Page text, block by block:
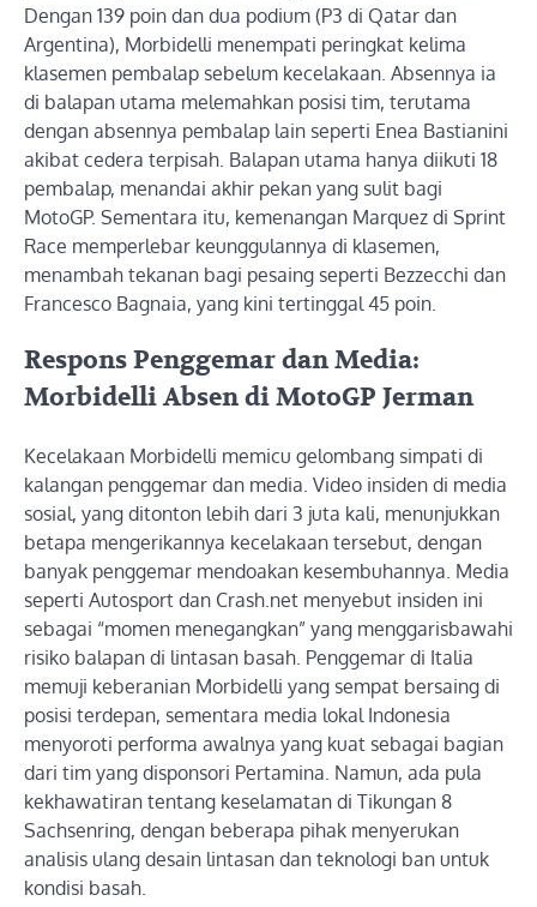
Dengan 139 poin dan dua podium (P3 di Qatar dan
Argentina), Morbidelli menempati peringkat kelima
klasemen pembalap sebelum kecelakaan. Absennya ia
di balapan utama melemahkan posisi tim, terutama
dengan absennya pembalap lain seperti Enea Bastianini
akibat cedera terpisah. Balapan utama hanya diikuti 18
pembalap, menandai akhir pekan yang sulit bagi
MotoGP. Sementara itu, kemenangan Marquez di Sprint
Race memperlebar keunggulannya di klasemen,
menambah tekanan bagi pesaing seperti Bezzecchi dan
Francesco Bagnaia, yang kini tertinggal 45 poin.
Respons Penggemar dan Media:
Morbidelli Absen di MotoGP Jerman
Kecelakaan Morbidelli memicu gelombang simpati di
kalangan penggemar dan media. Video insiden di media
sosial, yang ditonton lebih dari 3 juta kali, menunjukkan
betapa mengerikannya kecelakaan tersebut, dengan
banyak penggemar mendoakan kesembuhannya. Media
seperti Autosport dan Crash.net menyebut insiden ini
sebagai “momen menegangkan” yang menggarisbawahi
risiko balapan di lintasan basah. Penggemar di Italia
memuji keberanian Morbidelli yang sempat bersaing di
posisi terdepan, sementara media lokal Indonesia
menyoroti performa awalnya yang kuat sebagai bagian
dari tim yang disponsori Pertamina. Namun, ada pula
kekhawatiran tentang keselamatan di Tikungan 8
Sachsenring, dengan beberapa pihak menyerukan
analisis ulang desain lintasan dan teknologi ban untuk
kondisi basah.